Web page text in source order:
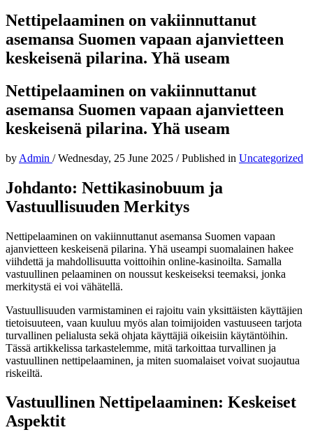
Nettipelaaminen on vakiinnuttanut
asemansa Suomen vapaan ajanvietteen
keskeisenä pilarina. Yhä useam
Nettipelaaminen on vakiinnuttanut
asemansa Suomen vapaan ajanvietteen
keskeisenä pilarina. Yhä useam
by Admin /Wednesday, 25 June 2025 /Published in Uncategorized
Johdanto: Nettikasinobuum ja
Vastuullisuuden Merkitys
Nettipelaaminen on vakiinnuttanut asemansa Suomen vapaan
ajanvietteen keskeisenä pilarina. Yhä useampi suomalainen hakee
viihdettä ja mahdollisuutta voittoihin online-kasinoilta. Samalla
vastuullinen pelaaminen on noussut keskeiseksi teemaksi, jonka
merkitystä ei voi vähätellä.
Vastuullisuuden varmistaminen ei rajoitu vain yksittäisten käyttäjien
tietoisuuteen, vaan kuuluu myös alan toimijoiden vastuuseen tarjota
turvallinen pelialusta sekä ohjata käyttäjiä oikeisiin käytäntöihin.
Tässä artikkelissa tarkastelemme, mitä tarkoittaa turvallinen ja
vastuullinen nettipelaaminen, ja miten suomalaiset voivat suojautua
riskeiltä.
Vastuullinen Nettipelaaminen: Keskeiset
Aspektit